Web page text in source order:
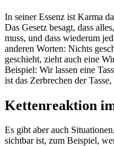
In seiner Essenz ist Karma
Das Gesetz besagt, dass
muss, und dass wiederum
anderen Worten: Nichts
geschieht, zieht auch eine
Beispiel: Wir lassen eine
ist das Zerbrechen der
Kettenreaktion
Es gibt aber auch
sichtbar ist, zum Beispiel,